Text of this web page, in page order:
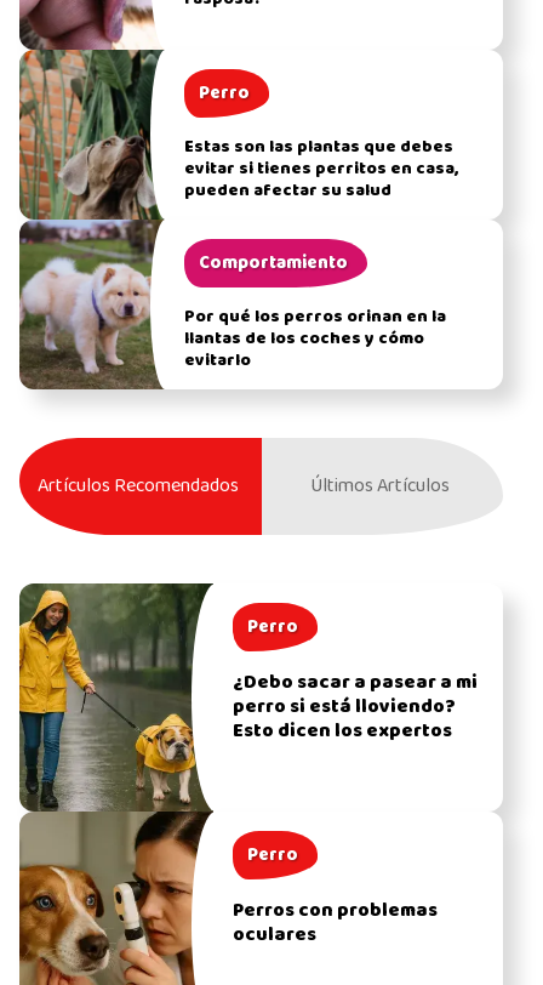
Perro
Estas son las plantas que debes
evitar si tienes perritos en casa,
pueden afectar su salud
Comportamiento
Por qué los perros orinan en la
llantas de los coches y cómo
evitarlo
Artículos Recomendados Últimos Artículos
Perro
¿Debo sacar a pasear a mi
perro si está lloviendo?
Esto dicen los expertos
Perro
Perros con problemas
oculares